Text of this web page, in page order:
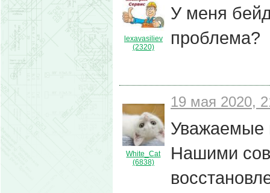
lexavasiliev
(2320)
У меня
проблема?
White_Cat
(6838)
19 мая 2020,
Уважаемые
Нашими